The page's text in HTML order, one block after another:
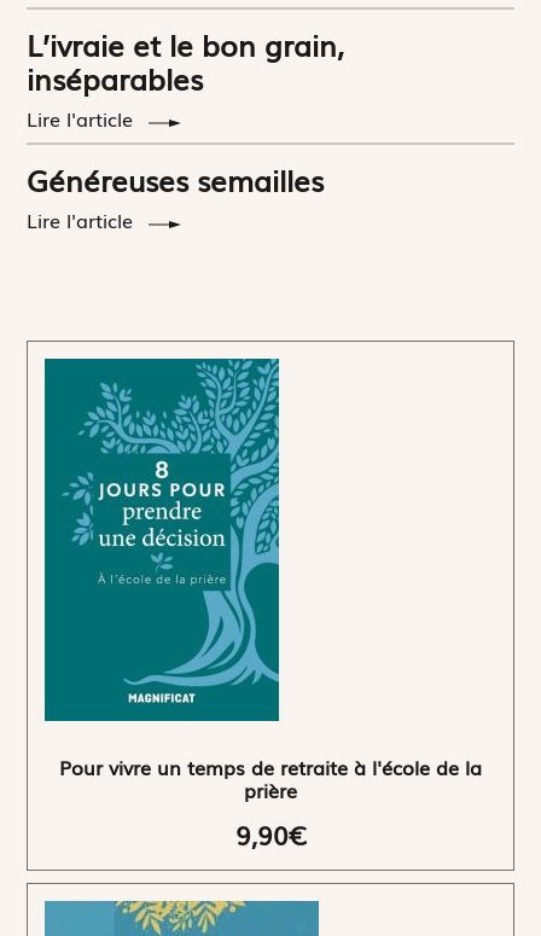
L’ivraie et le bon grain,
inséparables
Lire l'article
Généreuses semailles
Lire l'article
Pour vivre un temps de retraite à l'école de la
prière
9,90€